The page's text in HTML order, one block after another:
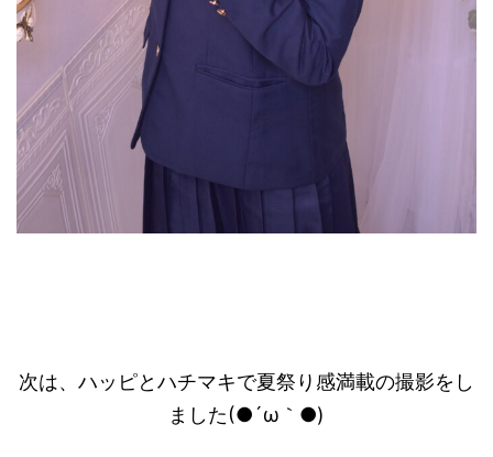
次は、ハッピとハチマキで夏祭り感満載の撮影をし
ました(●´ω｀●)